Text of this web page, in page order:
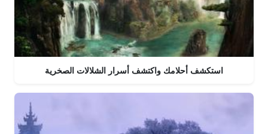
استكشف أحلامك واكتشف أسرار الشلالات الصخرية